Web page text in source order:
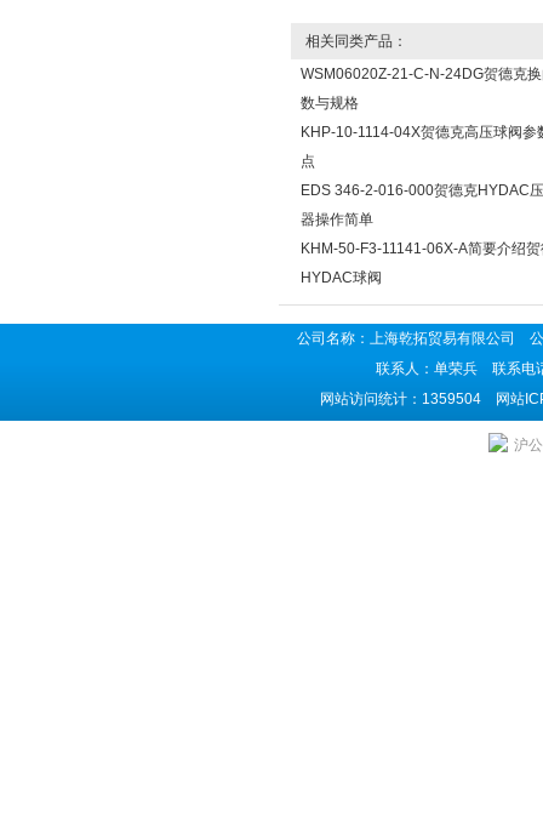
相关同类产品：
WSM06020Z-21-C-N-24DG贺德克
数与规格
KHP-10-1114-04X贺德克高压球阀参
点
EDS 346-2-016-000贺德克HYDAC
器操作简单
KHM-50-F3-11141-06X-A简要介绍
HYDAC球阀
公司名称：上海乾拓贸易有限公司
联系人：单荣兵 联系电
网站访问统计：1359504 网站
沪